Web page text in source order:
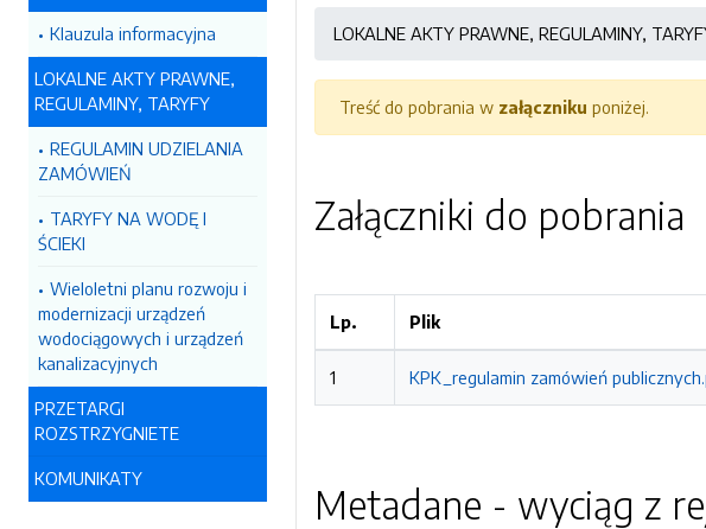
Klauzula informacyjna
LOKALNE AKTY PRAWNE,
REGULAMINY, TARYFY
REGULAMIN UDZIELANIA
ZAMÓWIEŃ
TARYFY NA WODĘ I
ŚCIEKI
Wieloletni planu rozwoju i
modernizacji urządzeń
wodociągowych i urządzeń
kanalizacyjnych
PRZETARGI
ROZSTRZYGNIETE
KOMUNIKATY
LOKALNE AKTY PRAWNE, REGULAMINY,
Treść do pobrania w załączniku poniżej.
Załączniki do pobrania
Lp. Plik
1 KPK_regulamin zamówień
Metadane - wyciąg z